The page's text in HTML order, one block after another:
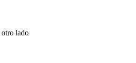
otro lado